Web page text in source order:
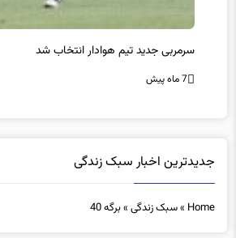
سرمربی جدید تیم هوادار انتخاب شد
7 ماه پیش
جدیدترین اخبار سبک زندگی
Home
»سبک زندگی »برگه 40